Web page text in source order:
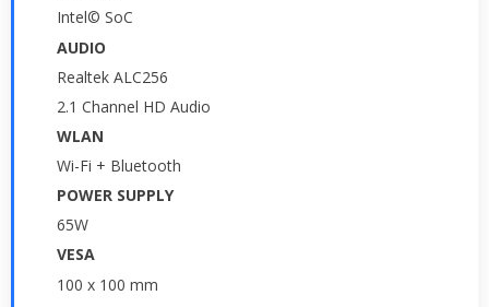
Intel© SoC
AUDIO
Realtek ALC256
2.1 Channel HD Audio
WLAN
Wi-Fi + Bluetooth
POWER SUPPLY
65W
VESA
100 x 100 mm